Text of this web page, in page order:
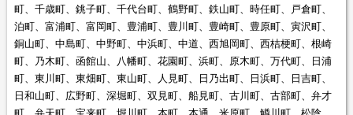
町、千歳町、銚子町、千代台町、鶴野町、鉄山町、時任町、戸倉町、
泊町、富浦町、富岡町、豊浦町、豊川町、豊崎町、豊原町、寅沢町、
銅山町、中島町、中野町、中浜町、中道、西旭岡町、西桔梗町、根崎
町、乃木町、函館山、八幡町、花園町、浜町、原木町、万代町、日浦
町、東川町、東畑町、東山町、人見町、日乃出町、日浜町、日吉町、
日和山町、広野町、深堀町、双見町、船見町、古川町、古部町、弁才